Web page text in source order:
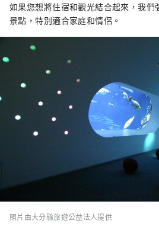
如果您想將住宿和觀光結合起來，我們
景點，特別適合家庭和情侶。
照片由大分縣旅遊公益法人提供